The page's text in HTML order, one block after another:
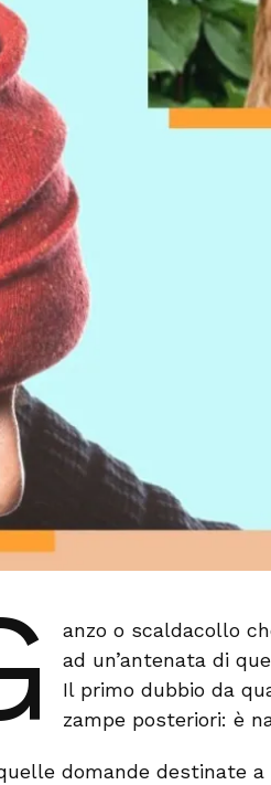
anzo o scaldacollo
ad un’antenata di
Il primo dubbio da
zampe posteriori: è
domande destinate